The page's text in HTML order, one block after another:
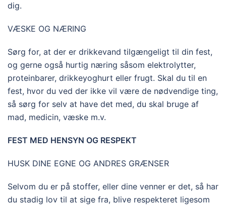
dig.
VÆSKE OG NÆRING
Sørg for, at der er drikkevand tilgængeligt til din fest,
og gerne også hurtig næring såsom elektrolytter,
proteinbarer, drikkeyoghurt eller frugt. Skal du til en
fest, hvor du ved der ikke vil være de nødvendige ting,
så sørg for selv at have det med, du skal bruge af
mad, medicin, væske m.v.
FEST MED HENSYN OG RESPEKT
HUSK DINE EGNE OG ANDRES GRÆNSER
Selvom du er på stoffer, eller dine venner er det, så har
du stadig lov til at sige fra, blive respekteret ligesom